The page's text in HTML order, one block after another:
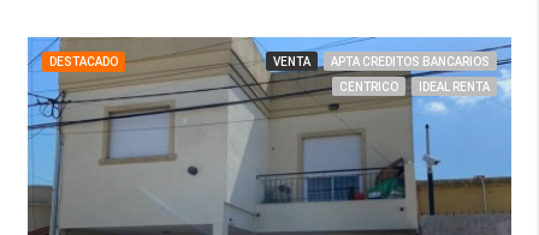
DESTACADO VENTA
APTA CREDITOS BANCARIOS
CENTRICO
IDEAL RENTA